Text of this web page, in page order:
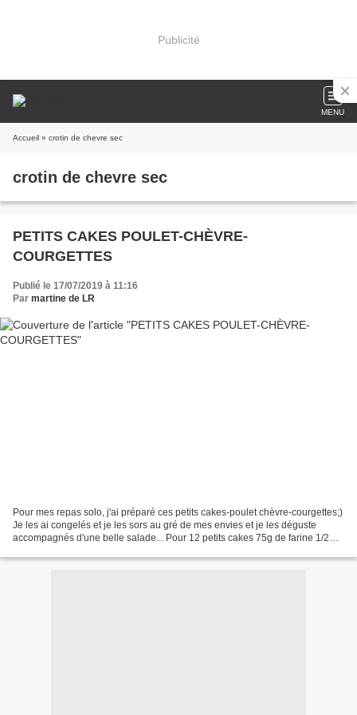
Publicité
MENU
Accueil » crotin de chevre sec
crotin de chevre sec
PETITS CAKES POULET-CHÈVRE-
COURGETTES
Publié le 17/07/2019 à 11:16
Par martine de LR
Pour mes repas solo, j'ai préparé ces petits cakes-poulet chèvre-courgettes;)
Je les ai congelés et je les sors au gré de mes envies et je les déguste
accompagnés d'une belle salade... Pour 12 petits cakes 75g de farine 1/2